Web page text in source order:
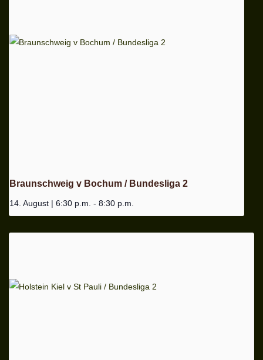
Braunschweig v Bochum / Bundesliga 2
14. August | 6:30 p.m. - 8:30 p.m.